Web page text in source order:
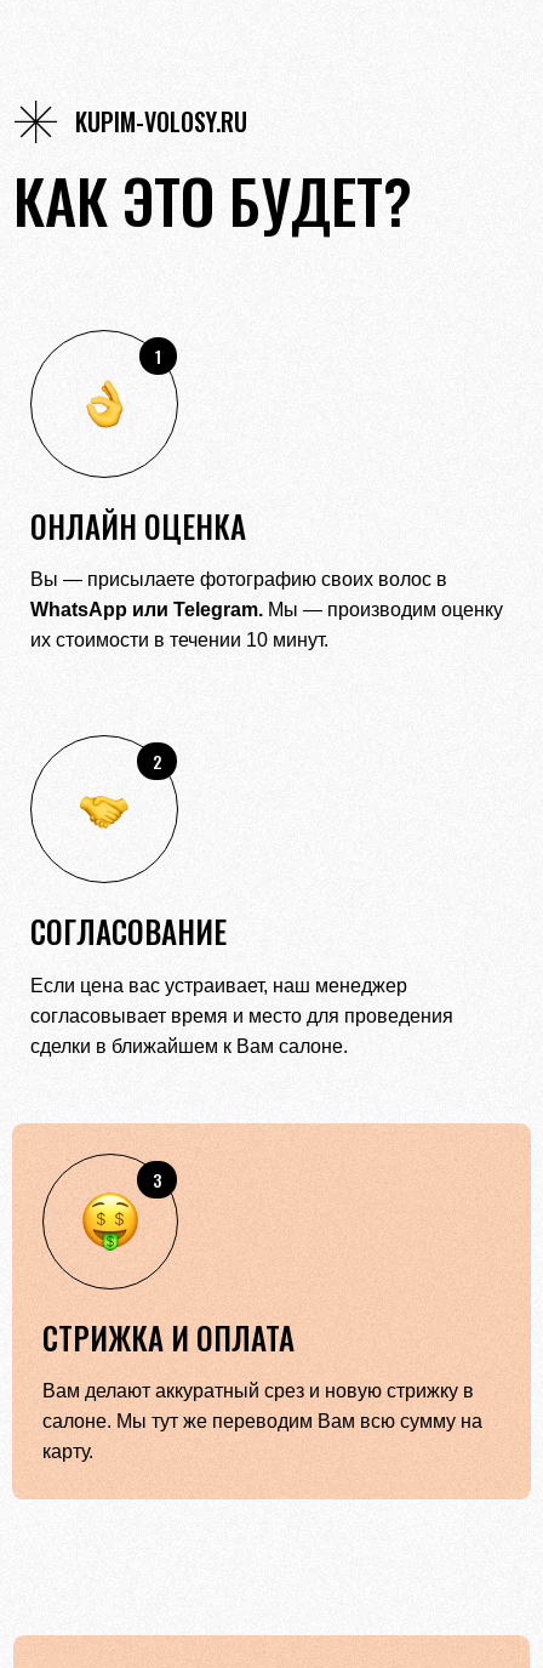
KUPIM-VOLOSY.RU
КАК ЭТО БУДЕТ?
1
ОНЛАЙН ОЦЕНКА
Вы — присылаете фотографию своих волос в
WhatsApp или Telegram. Мы — производим оценку
их стоимости в течении 10 минут.
2
СОГЛАСОВАНИЕ
Если цена вас устраивает, наш менеджер
согласовывает время и место для проведения
сделки в ближайшем к Вам салоне.
3
СТРИЖКА И ОПЛАТА
Вам делают аккуратный срез и новую стрижку в
салоне. Мы тут же переводим Вам всю сумму на
карту.